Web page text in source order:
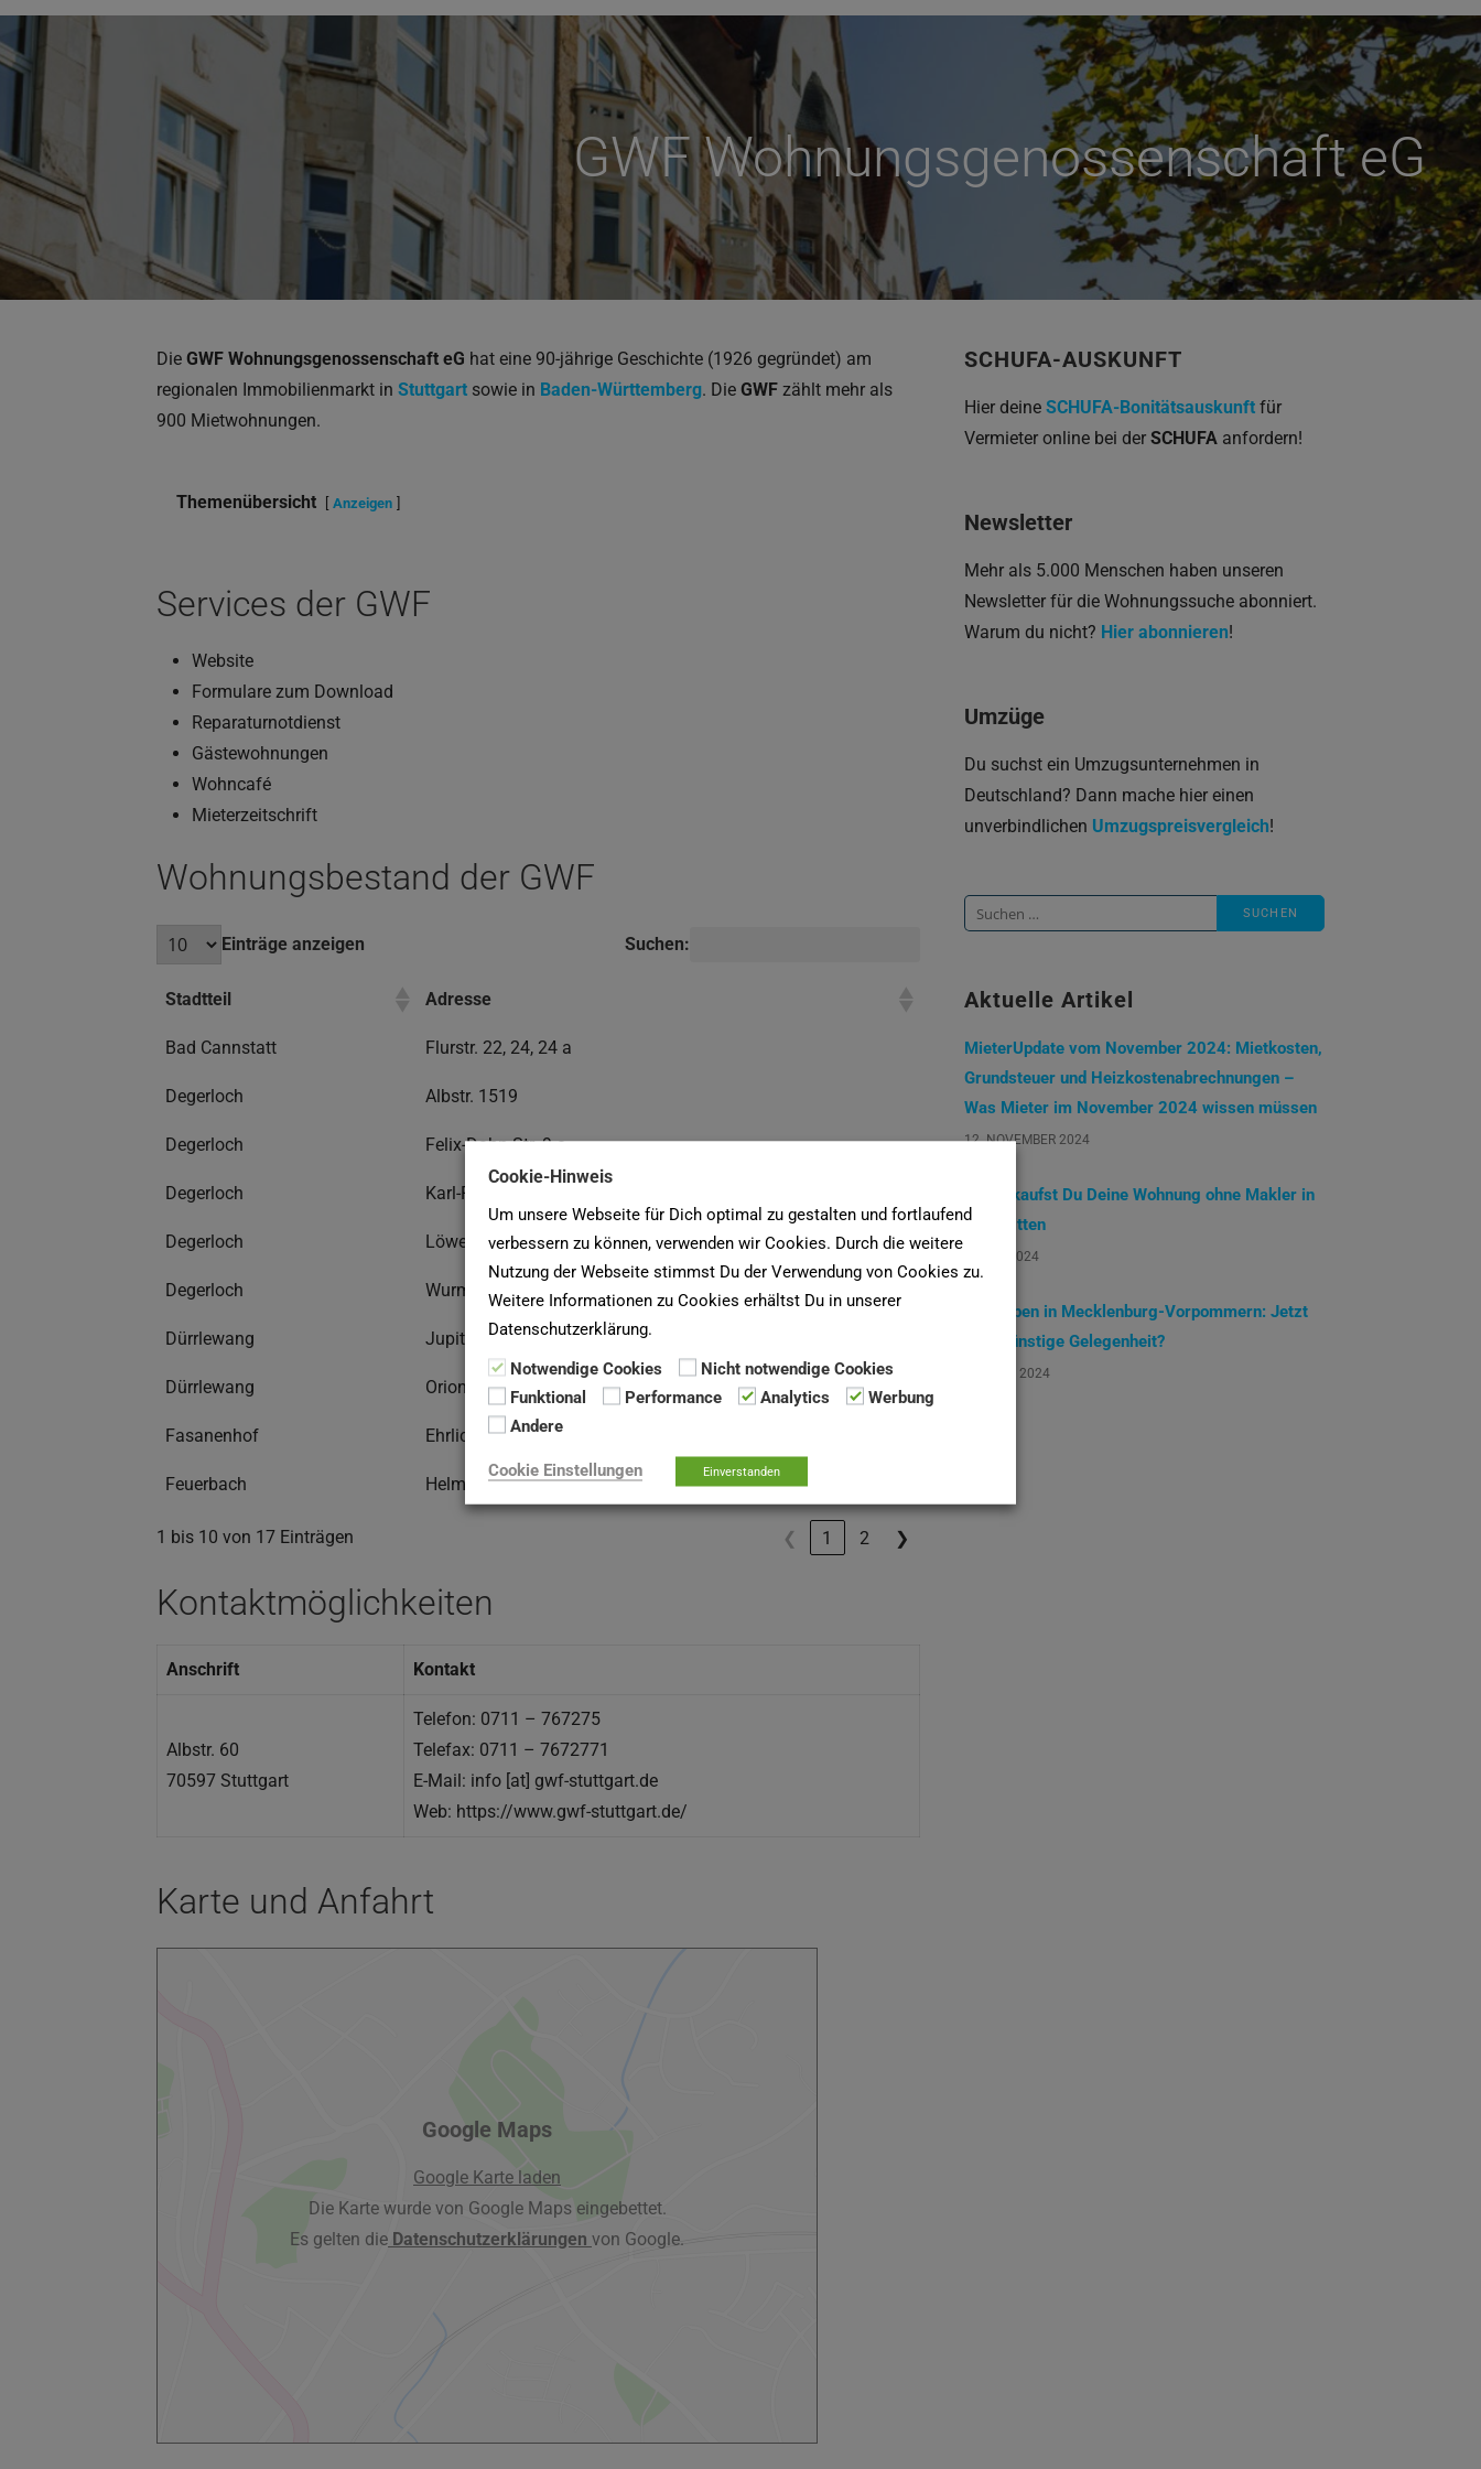
GWF Wohnungsgenossenschaft eG
Die GWF Wohnungsgenossenschaft eG hat eine 90-jährige Geschichte (1926 gegründet) am
regionalen Immobilienmarkt in Stuttgart sowie in Baden-Württemberg. Die GWF zählt mehr als
900 Mietwohnungen.
Themenübersicht Anzeigen
Services der GWF
Website
Formulare zum Download
Reparaturnotdienst
Gästewohnungen
Wohncafé
Mieterzeitschrift
Wohnungsbestand der GWF
Einträge anzeigen Suchen:
Stadtteil Adresse
Bad Cannstatt Flurstr. 22, 24, 24 a
Degerloch Albstr. 1519
Degerloch Felix-Dahn-Str. 9 c
Degerloch Karl-Pfaff-Str. 27, 31
Degerloch Löwenstr. 2  4, 9, 74, 80
Degerloch Wurmlinger Str. 53 a-c, 57 a-d
Dürrlewang Jupiterweg 23 a, b
Dürrlewang Orionweg 2 ac, 4 ac
Fasanenhof Ehrlichweg 11, 21, 31 a-d
Feuerbach Helmstettstr. 5
1 bis 10 von 17 Einträgen ❮ 1 2 ❯
Kontaktmöglichkeiten
Anschrift Kontakt
Albstr. 60
70597 Stuttgart
Telefon: 0711 – 767275
Telefax: 0711 – 7672771
E-Mail: info [at] gwf-stuttgart.de
Web: https://www.gwf-stuttgart.de/
Karte und Anfahrt
Google Maps
Google Karte laden
Die Karte wurde von Google Maps eingebettet.
Es gelten die Datenschutzerklärungen von Google.
SCHUFA-AUSKUNFT
Hier deineSCHUFA-Bonitätsauskunft für
Vermieter online bei derSCHUFA anfordern!
Newsletter
Mehr als 5.000 Menschen haben unseren
Newsletter für die Wohnungssuche abonniert.
Warum du nicht? Hier abonnieren!
Umzüge
Du suchst ein Umzugsunternehmen in
Deutschland? Dann mache hier einen
unverbindlichen Umzugspreisvergleich!
Suche
Aktuelle Artikel
MieterUpdate vom November 2024: Mietkosten,
Grundsteuer und Heizkostenabrechnungen –
Was Mieter im November 2024 wissen müssen
12. NOVEMBER 2024
So verkaufst Du Deine Wohnung ohne Makler in
7 Schritten
1. JULI 2024
Landleben in Mecklenburg-Vorpommern: Jetzt
eine günstige Gelegenheit?
30. JUNI 2024
Cookie-Hinweis
Um unsere Webseite für Dich optimal zu gestalten und fortlaufend
verbessern zu können, verwenden wir Cookies. Durch die weitere
Nutzung der Webseite stimmst Du der Verwendung von Cookies zu.
Weitere Informationen zu Cookies erhältst Du in unserer
Datenschutzerklärung.
Notwendige Cookies
Nicht notwendige Cookies
Funktional
Performance Analytics
Werbung
Andere
Cookie Einstellungen Einverstanden